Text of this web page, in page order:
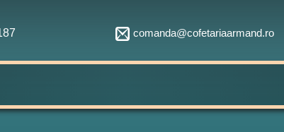
comanda@cofetariaarmand.ro